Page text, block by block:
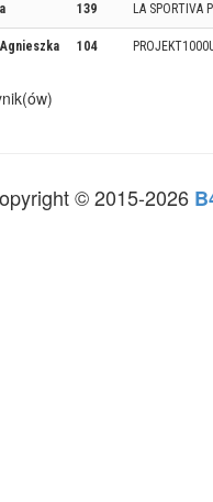
139 LA SPORTIVA
Agnieszka 104
© 2015-2026